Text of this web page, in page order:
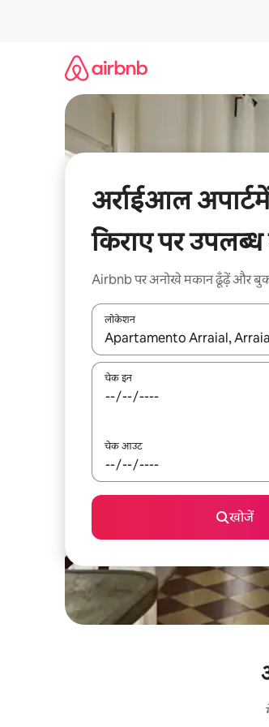
अर्राईआल
किराए पर
Airbnb पर अनोखे मकान ढूँढ़ें और
लोकेशन
नतीजों के उपलब्ध होने पर, अप और
चेक इन
चेक आउट
खोजें